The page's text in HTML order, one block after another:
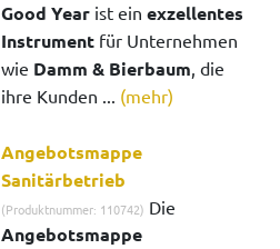
Good Year ist einexzellentes
Instrument für Unternehmen
wie Damm & Bierbaum, die
ihre Kunden ... (mehr)
Angebotsmappe
Sanitärbetrieb
(Produktnummer: 110742) Die
Angebotsmappe